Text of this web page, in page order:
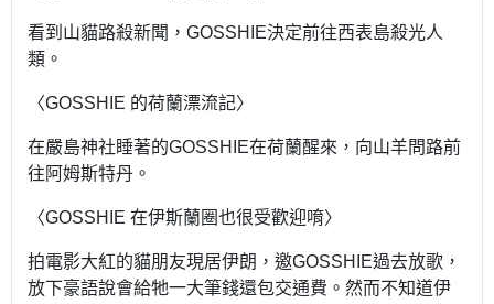
看到山貓路殺新聞，GOSSHIE決定前往西表島殺光人
類。
〈GOSSHIE 的荷蘭漂流記〉
在嚴島神社睡著的GOSSHIE在荷蘭醒來，向山羊問路前
往阿姆斯特丹。
〈GOSSHIE 在伊斯蘭圈也很受歡迎唷〉
拍電影大紅的貓朋友現居伊朗，邀GOSSHIE過去放歌，
放下豪語說會給牠一大筆錢還包交通費。然而不知道伊